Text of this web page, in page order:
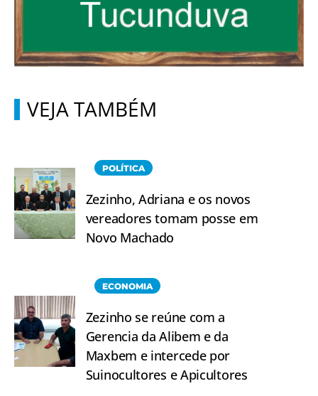
VEJA TAMBÉM
POLÍTICA
Zezinho, Adriana e os novos
vereadores tomam posse em
Novo Machado
ECONOMIA
Zezinho se reúne com a
Gerencia da Alibem e da
Maxbem e intercede por
Suinocultores e Apicultores